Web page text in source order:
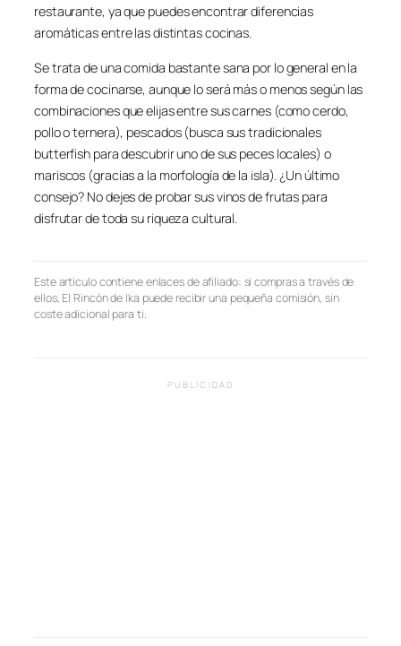
restaurante, ya que puedes encontrar diferencias
aromáticas entre las distintas cocinas.
Se trata de una comida bastante sana por lo general en la
forma de cocinarse, aunque lo será más o menos según las
combinaciones que elijas entre sus carnes (como cerdo,
pollo o ternera), pescados (busca sus tradicionales
butterfish para descubrir uno de sus peces locales) o
mariscos (gracias a la morfología de la isla). ¿Un último
consejo? No dejes de probar sus vinos de frutas para
disfrutar de toda su riqueza cultural.
Este artículo contiene enlaces de afiliado: si compras a través de
ellos, El Rincón de Ika puede recibir una pequeña comisión, sin
coste adicional para ti.
PUBLICIDAD